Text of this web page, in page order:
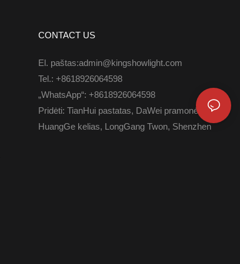
CONTACT US
El. paštas:admin@kingshowlight.com
Tel.: +8618926064598
„WhatsApp“: +8618926064598
Pridėti: TianHui pastatas, DaWei pramonės zona,
HuangGe kelias, LongGang Twon, Shenzhen